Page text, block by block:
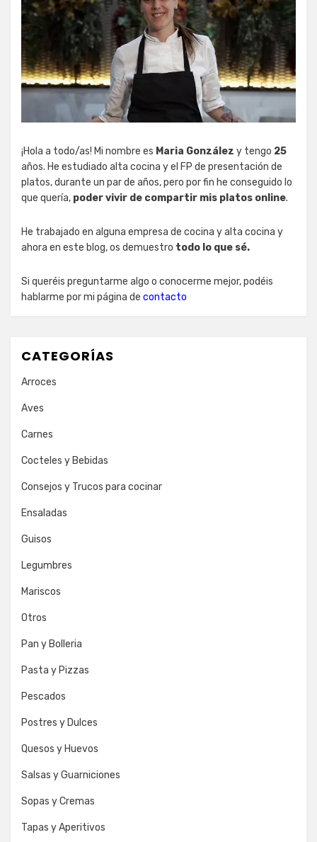
¡Hola a todo/as! Mi nombre es Maria González y tengo 25
años. He estudiado alta cocina y el FP de presentación de
platos, durante un par de años, pero por fin he conseguido lo
que quería, poder vivir de compartir mis platos online.
He trabajado en alguna empresa de cocina y alta cocina y
ahora en este blog, os demuestro todo lo que sé.
Si queréis preguntarme algo o conocerme mejor, podéis
hablarme por mi página de contacto
CATEGORÍAS
Arroces
Aves
Carnes
Cocteles y Bebidas
Consejos y Trucos para cocinar
Ensaladas
Guisos
Legumbres
Mariscos
Otros
Pan y Bolleria
Pasta y Pizzas
Pescados
Postres y Dulces
Quesos y Huevos
Salsas y Guarniciones
Sopas y Cremas
Tapas y Aperitivos